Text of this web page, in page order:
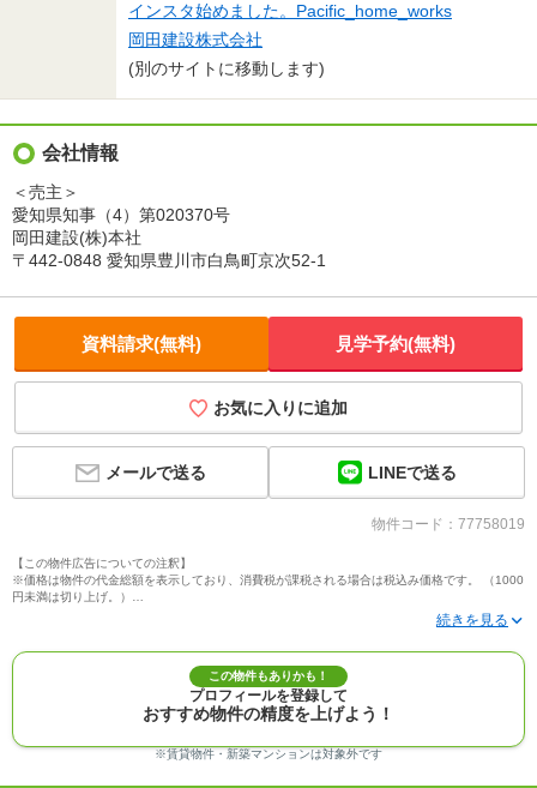
インスタ始めました。Pacific_home_works
岡田建設株式会社
(別のサイトに移動します)
会社情報
＜売主＞
愛知県知事（4）第020370号
岡田建設(株)本社
〒442-0848 愛知県豊川市白鳥町京次52-1
資料請求(無料) 見学予約(無料)
お気に入りに追加
メールで送る LINEで送る
物件コード：77758019
【この物件広告についての注釈】
※価格は物件の代金総額を表示しており、消費税が課税される場合は税込み価格です。 （1000
円未満は切り上げ。）
※写真に写っている、またはパース（絵）や間取り図に描かれている家具や車などは、特にコ
※建築条件付き土地価格には、建物価格は含まれません。
※物件情報は、原則として情報提供日の２日前に最終確認した情報です。
※完成予想図はいずれも外構、植栽、外観等実際のものとは多少異なることがあります。
※モデルルーム・モデルハウス・展示場・ショールームの画像の場合、今回販売の物件と異な
※ＣＧ合成の画像の場合、実際とは多少異なる場合があります。
※物件特徴：販売戸数が複数の物件は、全ての住戸に該当しない項目もあります。
この物件もありかも！
プロフィールを登録して
おすすめ物件の精度を上げよう！
※賃貸物件・新築マンションは対象外です